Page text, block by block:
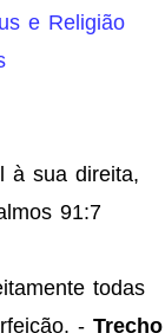
e Religião
à sua direita,
91:7
todas
- Trecho